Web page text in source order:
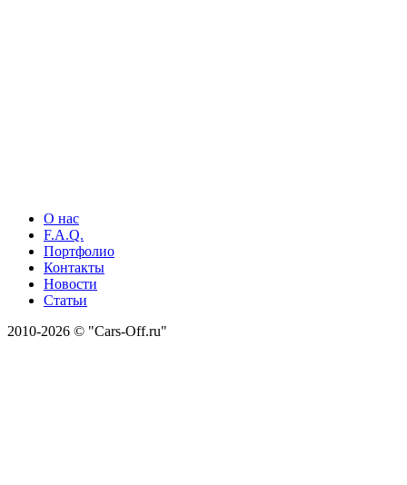
О нас
F.A.Q.
Портфолио
Контакты
Новости
Статьи
2010-2026 © "Cars-Off.ru"